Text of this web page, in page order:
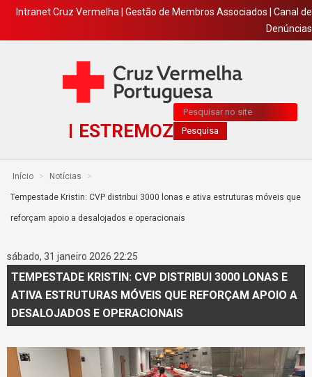
Intranet Cruz Vermelha Gestão de Membros Associados
Canal de
Denúncias
ESTREMOZ
Pesquisa...
Pesquisa
Início > Notícias >
Tempestade Kristin: CVP distribui 3000 lonas e ativa estruturas móveis que
reforçam apoio a desalojados e operacionais
sábado, 31 janeiro 2026 22:25
TEMPESTADE KRISTIN: CVP DISTRIBUI 3000 LONAS E
ATIVA ESTRUTURAS MÓVEIS QUE REFORÇAM APOIO A
DESALOJADOS E OPERACIONAIS